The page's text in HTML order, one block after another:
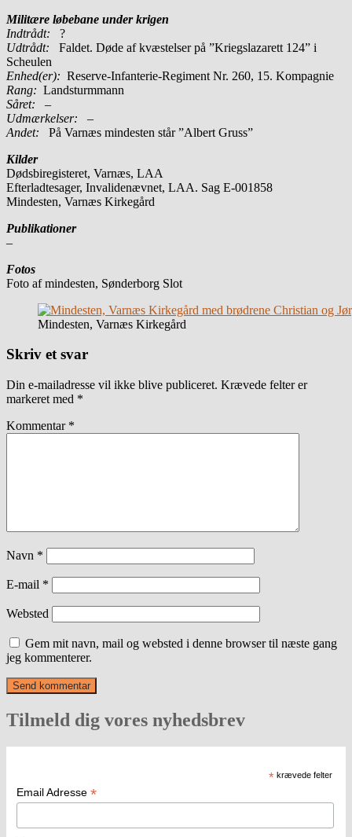
Militære løbebane under krigen
Indtrådt: ?
Udtrådt: Faldet. Døde af kvæstelser på ”Kriegslazarett 124” i
Scheulen
Enhed(er): Reserve-Infanterie-Regiment Nr. 260, 15. Kompagnie
Rang: Landsturmmann
Såret: –
Udmærkelser: –
Andet: På Varnæs mindesten står ”Albert Gruss”
Kilder
Dødsbiregisteret, Varnæs, LAA
Efterladtesager, Invalidenævnet, LAA. Sag E-001858
Mindesten, Varnæs Kirkegård
Publikationer
–
Fotos
Foto af mindesten, Sønderborg Slot
Mindesten, Varnæs Kirkegård
Skriv et svar
Din e-mailadresse vil ikke blive publiceret. Krævede felter er
markeret med *
Kommentar *
Navn *
E-mail *
Websted
Gem mit navn, mail og websted i denne browser til næste gang
jeg kommenterer.
Tilmeld dig vores nyhedsbrev
* krævede felter
Email Adresse *